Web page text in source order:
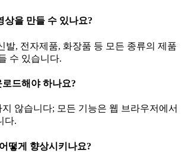
상을 만들 수 있나요?
발, 전자제품, 화장품 등 모든 종류의 제품
수 있습니다.
드해야 하나요?
않습니다; 모든 기능은 웹 브라우저에서
다.
떻게 향상시키나요?